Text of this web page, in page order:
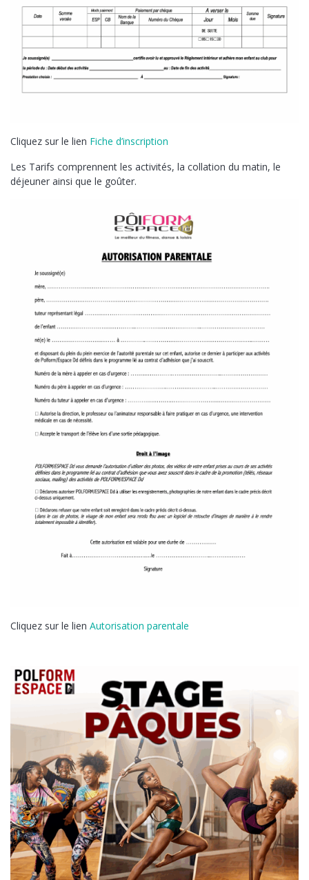
Cliquez sur le lien Fiche d’inscription
Les Tarifs comprennent les activités, la collation du matin, le
déjeuner ainsi que le goûter.
Cliquez sur le lien Autorisation parentale